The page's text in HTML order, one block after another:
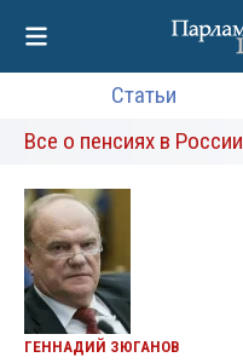
Статьи
Все о пенсиях в России
ГЕННАДИЙ ЗЮГАНОВ